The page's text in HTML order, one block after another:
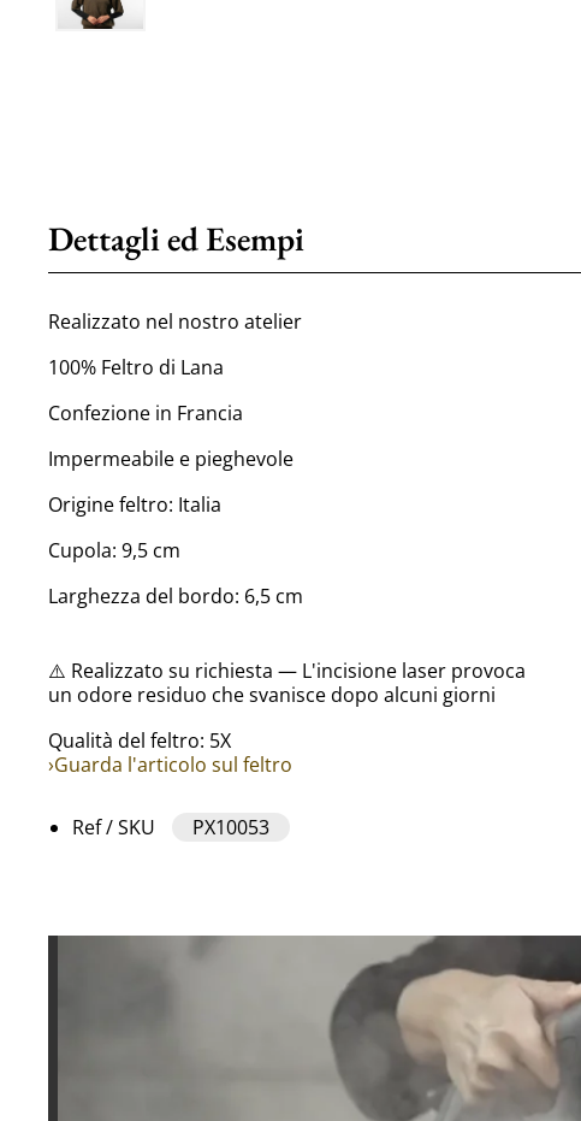
Dettagli ed Esempi
Realizzato nel nostro atelier
100% Feltro di Lana
Confezione in Francia
Impermeabile e pieghevole
Origine feltro: Italia
Cupola: 9,5 cm
Larghezza del bordo: 6,5 cm
⚠️ Realizzato su richiesta — L'incisione laser provoca
un odore residuo che svanisce dopo alcuni giorni
Qualità del feltro: 5X
›Guarda l'articolo sul feltro
Ref / SKU PX10053